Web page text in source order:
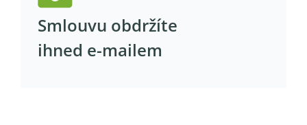
Smlouvu obdržíte
ihned e-mailem